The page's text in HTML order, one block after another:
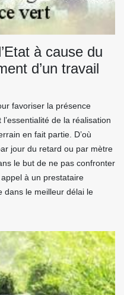
à cause du
d’un travail
favoriser la présence
de la réalisation
en fait partie. D’où
jour du retard ou par mètre
le but de ne pas confronter
à un prestataire
le meilleur délai le